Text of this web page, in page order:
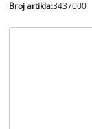
Broj artikla:3437000